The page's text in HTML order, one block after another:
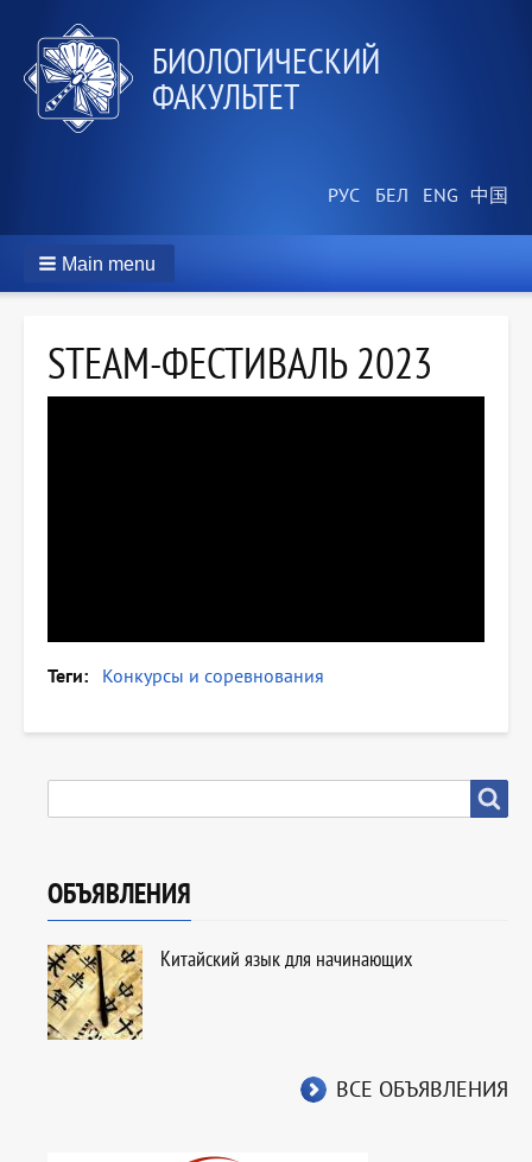
БИОЛОГИЧЕСКИЙ
ФАКУЛЬТЕТ
Main menu
STEAM-ФЕСТИВАЛЬ 2023
Теги Конкурсы и соревнования
ОБЪЯВЛЕНИЯ
Китайский язык для начинающих
ВСЕ ОБЪЯВЛЕНИЯ